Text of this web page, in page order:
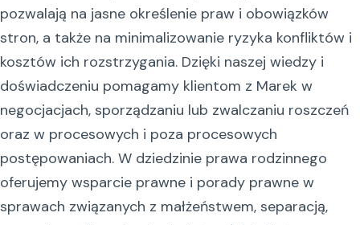
pozwalają na jasne określenie praw i obowiązków
stron, a także na minimalizowanie ryzyka konfliktów i
kosztów ich rozstrzygania. Dzięki naszej wiedzy i
doświadczeniu pomagamy klientom z Marek w
negocjacjach, sporządzaniu lub zwalczaniu roszczeń
oraz w procesowych i poza procesowych
postępowaniach. W dziedzinie prawa rodzinnego
oferujemy wsparcie prawne i porady prawne w
sprawach związanych z małżeństwem, separacją,